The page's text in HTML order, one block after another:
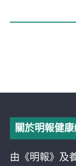
關於明報健康
由《明報》及